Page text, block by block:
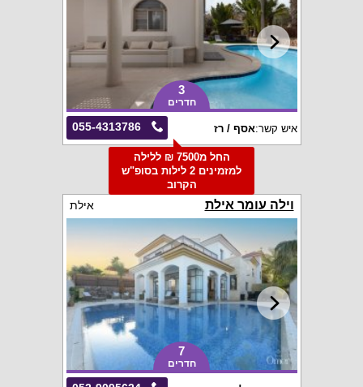
3
חדרים
055-4313786 איש קשר:אסף / רז
החל מ7500 ₪ ללילה
למזמינים 2 לילות בסופ"ש
הקרוב
וילה עומר אילת אילת
7
חדרים